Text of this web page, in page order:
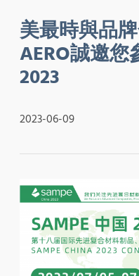
美最時與品
AERO誠邀您
2023
2023-06-09